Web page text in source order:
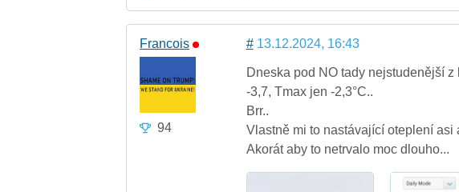
Francois
94
#13.12.2024, 16:43
Dneska pod NO tady nejstudenější
-3,7, Tmax jen -2,3°C..
Brr..
Vlastně mi to nastávající oteplení asi
Akorát aby to netrvalo moc dlouho...